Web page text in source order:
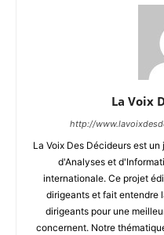
La Voix
http://
La Voix Des Décideurs est
d'Analyses et
internationale. Ce projet
dirigeants et fait entendre
dirigeants pour une
concernent. Notre